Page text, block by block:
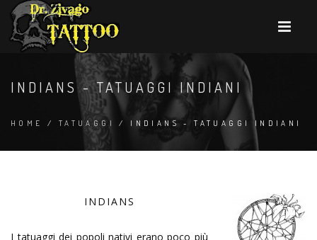
INDIANS - TATUAGGI INDIANI
HOME / TATUAGGI / INDIANS - TATUAGGI INDIANI
INDIANS
I tatuaggi dei popoli nativi erano poco più